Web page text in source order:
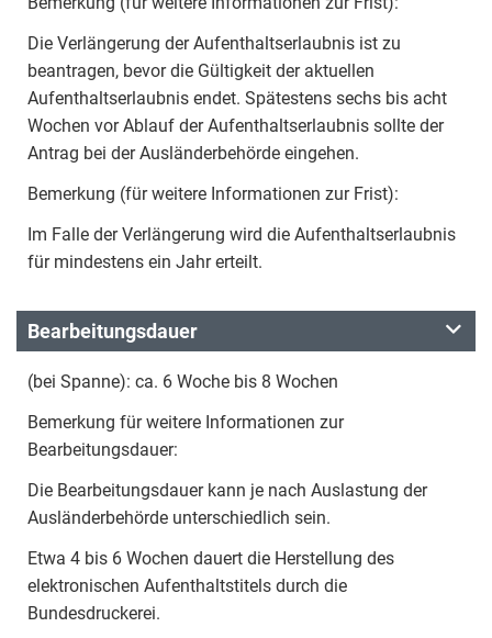
Die Verlängerung der Aufenthaltserlaubnis ist zu
beantragen, bevor die Gültigkeit der aktuellen
Aufenthaltserlaubnis endet. Spätestens sechs bis acht
Wochen vor Ablauf der Aufenthaltserlaubnis sollte der
Antrag bei der Ausländerbehörde eingehen.
Bemerkung (für weitere Informationen zur Frist):
Im Falle der Verlängerung wird die Aufenthaltserlaubnis
für mindestens ein Jahr erteilt.
Bearbeitungsdauer
(bei Spanne): ca. 6 Woche bis 8 Wochen
Bemerkung für weitere Informationen zur
Bearbeitungsdauer:
Die Bearbeitungsdauer kann je nach Auslastung der
Ausländerbehörde unterschiedlich sein.
Etwa 4 bis 6 Wochen dauert die Herstellung des
elektronischen Aufenthaltstitels durch die
Bundesdruckerei.